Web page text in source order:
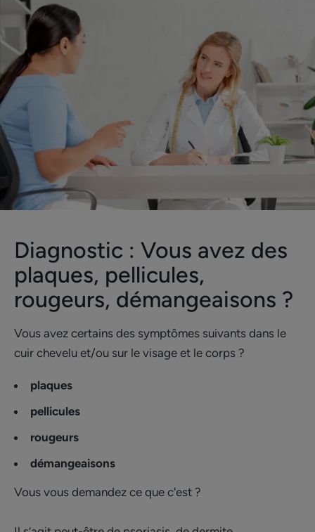
Diagnostic : Vous avez des
plaques, pellicules,
rougeurs, démangeaisons ?
Vous avez certains des symptômes suivants dans le
cuir chevelu et/ou sur le visage et le corps ?
plaques
pellicules
rougeurs
démangeaisons
Vous vous demandez ce que c'est ?